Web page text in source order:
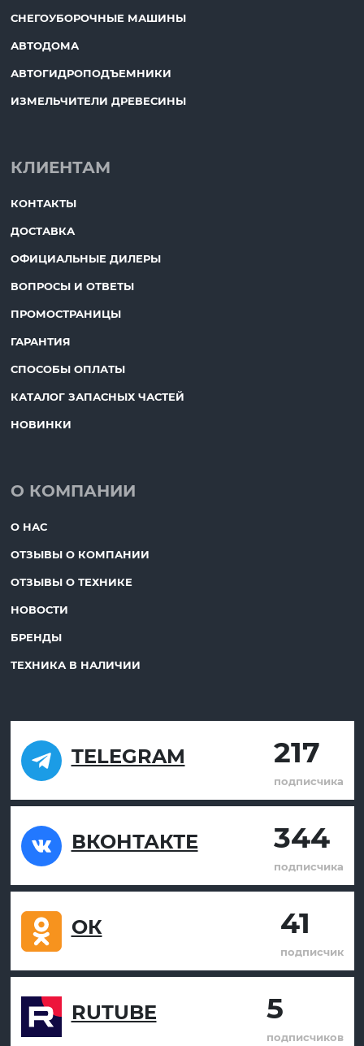
СНЕГОУБОРОЧНЫЕ МАШИНЫ
АВТОДОМА
АВТОГИДРОПОДЪЕМНИКИ
ИЗМЕЛЬЧИТЕЛИ ДРЕВЕСИНЫ
КЛИЕНТАМ
КОНТАКТЫ
ДОСТАВКА
ОФИЦИАЛЬНЫЕ ДИЛЕРЫ
ВОПРОСЫ И ОТВЕТЫ
ПРОМОСТРАНИЦЫ
ГАРАНТИЯ
СПОСОБЫ ОПЛАТЫ
КАТАЛОГ ЗАПАСНЫХ ЧАСТЕЙ
НОВИНКИ
О КОМПАНИИ
О НАС
ОТЗЫВЫ О КОМПАНИИ
ОТЗЫВЫ О ТЕХНИКЕ
НОВОСТИ
БРЕНДЫ
ТЕХНИКА В НАЛИЧИИ
TELEGRAM 217
подписчика
ВКОНТАКТЕ 344
подписчика
ОК 41
подписчик
RUTUBE 5
подписчиков